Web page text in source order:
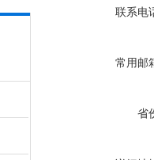
联系电
常用邮
省